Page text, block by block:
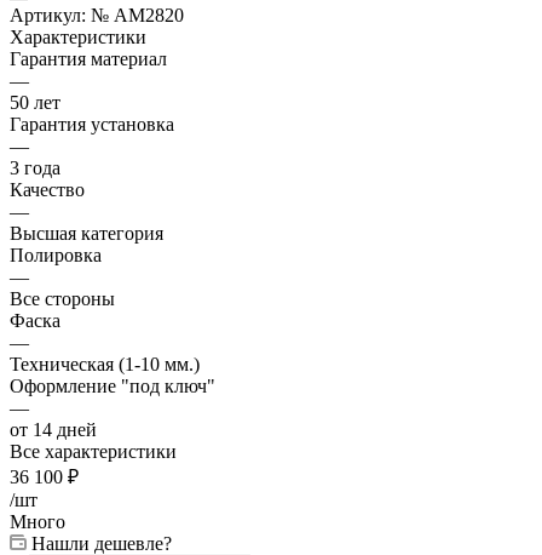
Артикул: № AM2820
Характеристики
Гарантия материал
—
50 лет
Гарантия установка
—
3 года
Качество
—
Высшая категория
Полировка
—
Все стороны
Фаска
—
Техническая (1-10 мм.)
Оформление "под ключ"
—
от 14 дней
Все характеристики
36 100 ₽
/шт
Много
Нашли дешевле?